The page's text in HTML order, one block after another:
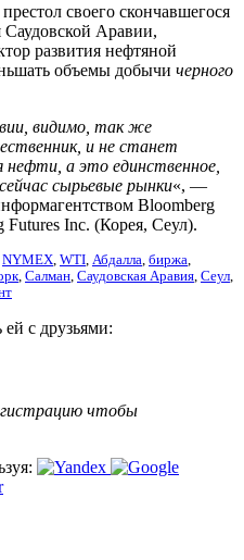
своего скончавшегося
Саудовской Аравии,
развития нефтяной
объемы добычи черного
видимо, так же
и не станет
нефти, а это единственное,
сырьевые рынки«, —
Bloomberg
Inc. (Корея, Сеул).
NYMEX, WTI, Абдалла, биржа,
, Салман, Саудовская Аравия, Сеул,
ей с друзьями:
чтобы